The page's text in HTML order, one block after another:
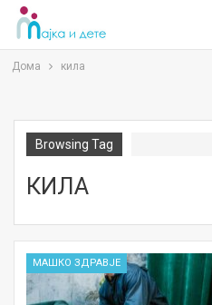
Дома кила
Browsing Tag
КИЛА
МАШКО ЗДРАВЈЕ